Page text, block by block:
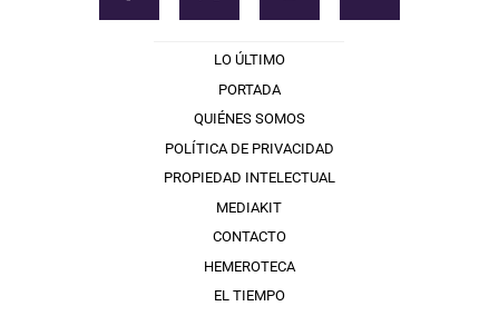
LO ÚLTIMO
PORTADA
QUIÉNES SOMOS
POLÍTICA DE PRIVACIDAD
PROPIEDAD INTELECTUAL
MEDIAKIT
CONTACTO
HEMEROTECA
EL TIEMPO